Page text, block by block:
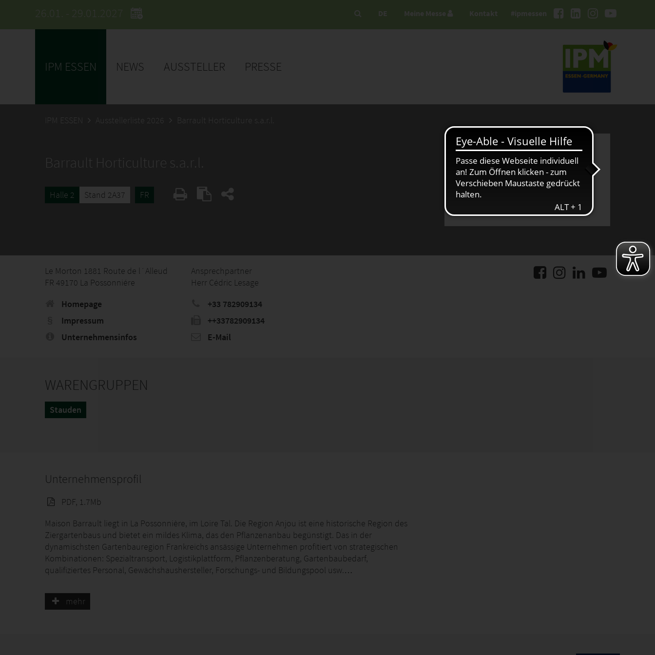
26.01. - 29.01.2027 #ipmessen
DE Meine Messe Kontakt
IPM ESSEN NEWS AUSSTELLER PRESSE
IPM ESSEN Ausstellerliste 2026 Barrault Horticulture s.a.r.l.
Barrault Horticulture s.a.r.l.
Halle 2 Stand 2A37 FR
Le Morton 1881 Route de l´Alleud
FR 49170 La Possonniére
Homepage
Impressum
Unternehmensinfos
Ansprechpartner
Herr Cédric Lesage
+33 782909134
++33782909134
E-Mail
WARENGRUPPEN
Stauden
Unternehmensprofil
PDF, 1.7Mb
Maison Barrault liegt in La Possonnière, im Loire Tal. Die Region Anjou ist eine historische Region des
Ziergartenbaus und bietet ein mildes Klima, das den Pflanzenanbau begünstigt. Das in der
dynamischsten Gartenbauregion Frankreichs ansässige Unternehmen profitiert von strategischen
Kombinationen: Spezialtransport, Logistikplattform, Pflanzenberatung, Gartenbaubedarf,
qualifiziertes Personal, Gewächshaushersteller, Forschungs- und Bildungspool usw.…
Bereits in der 3.ten Generation unseres Familienunternehmens für winterharte STAUDEN und
KRÄUTER haben wir 2022 unser 70-jähriges Firmenjubiläum gefeiert. Wir kultivieren jedes Jahr über
mehr